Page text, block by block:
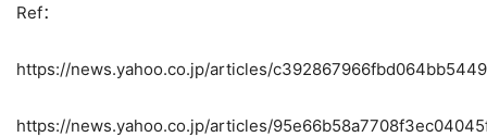
Ref：
https://news.yahoo.co.jp/articles/
https://news.yahoo.co.jp/articles/